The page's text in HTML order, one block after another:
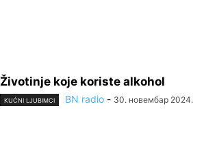
Životinje koje koriste alkohol
KUĆNI LJUBIMCI BN radio - 30. новембар 2024.